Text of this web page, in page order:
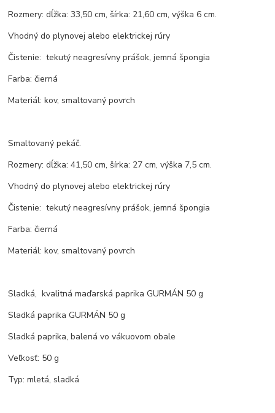
Rozmery: dĺžka: 33,50 cm, šírka: 21,60 cm, výška 6 cm.
Vhodný do plynovej alebo elektrickej rúry
Čistenie: tekutý neagresívny prášok, jemná špongia
Farba: čierná
Materiál: kov, smaltovaný povrch
Smaltovaný pekáč.
Rozmery: dĺžka: 41,50 cm, šírka: 27 cm, výška 7,5 cm.
Vhodný do plynovej alebo elektrickej rúry
Čistenie: tekutý neagresívny prášok, jemná špongia
Farba: čierná
Materiál: kov, smaltovaný povrch
Sladká, kvalitná maďarská paprika GURMÁN 50 g
Sladká paprika GURMÁN 50 g
Sladká paprika, balená vo vákuovom obale
Veľkosť: 50 g
Typ: mletá, sladká